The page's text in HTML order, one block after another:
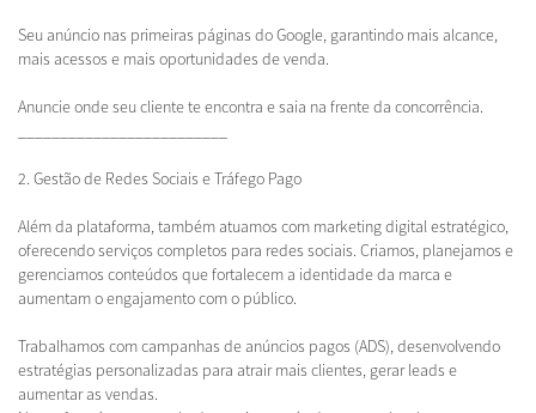
Seu anúncio nas primeiras páginas do Google, garantindo mais alcance,
mais acessos e mais oportunidades de venda.
Anuncie onde seu cliente te encontra e saia na frente da concorrência.
2. Gestão de Redes Sociais e Tráfego Pago
Além da plataforma, também atuamos com marketing digital estratégico,
oferecendo serviços completos para redes sociais. Criamos, planejamos e
gerenciamos conteúdos que fortalecem a identidade da marca e
aumentam o engajamento com o público.
Trabalhamos com campanhas de anúncios pagos (ADS), desenvolvendo
estratégias personalizadas para atrair mais clientes, gerar leads e
aumentar as vendas.